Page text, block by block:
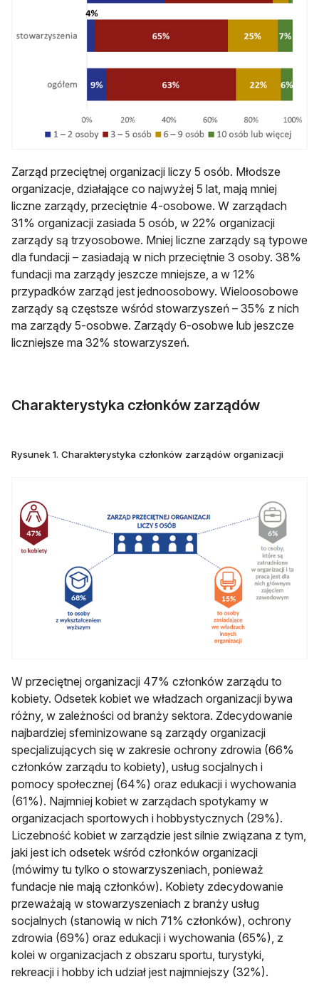
Zarząd przeciętnej organizacji liczy 5 osób. Młodsze
organizacje, działające co najwyżej 5 lat, mają mniej
liczne zarządy, przeciętnie 4-osobowe. W zarządach
31% organizacji zasiada 5 osób, w 22% organizacji
zarządy są trzyosobowe. Mniej liczne zarządy są typowe
dla fundacji – zasiadają w nich przeciętnie 3 osoby. 38%
fundacji ma zarządy jeszcze mniejsze, a w 12%
przypadków zarząd jest jednoosobowy. Wieloosobowe
zarządy są częstsze wśród stowarzyszeń – 35% z nich
ma zarządy 5-osobwe. Zarządy 6-osobwe lub jeszcze
liczniejsze ma 32% stowarzyszeń.
Charakterystyka członków zarządów
Rysunek 1. Charakterystyka członków zarządów organizacji
W przeciętnej organizacji 47% członków zarządu to
kobiety. Odsetek kobiet we władzach organizacji bywa
różny, w zależności od branży sektora. Zdecydowanie
najbardziej sfeminizowane są zarządy organizacji
specjalizujących się w zakresie ochrony zdrowia (66%
członków zarządu to kobiety), usług socjalnych i
pomocy społecznej (64%) oraz edukacji i wychowania
(61%). Najmniej kobiet w zarządach spotykamy w
organizacjach sportowych i hobbystycznych (29%).
Liczebność kobiet w zarządzie jest silnie związana z tym,
jaki jest ich odsetek wśród członków organizacji
(mówimy tu tylko o stowarzyszeniach, ponieważ
fundacje nie mają członków). Kobiety zdecydowanie
przeważają w stowarzyszeniach z branży usług
socjalnych (stanowią w nich 71% członków), ochrony
zdrowia (69%) oraz edukacji i wychowania (65%), z
kolei w organizacjach z obszaru sportu, turystyki,
rekreacji i hobby ich udział jest najmniejszy (32%).